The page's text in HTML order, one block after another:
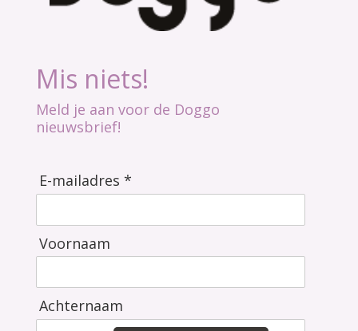
Mis niets!
Meld je aan voor de Doggo
nieuwsbrief!
E-mailadres *
Voornaam
Achternaam